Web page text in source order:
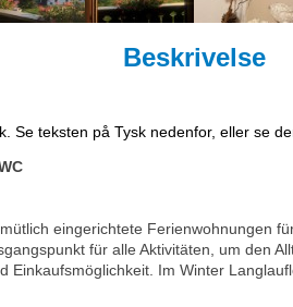
Beskrivelse
Se teksten på Tysk nedenfor, eller se
eingerichtete Ferienwohnungen
für alle Aktivitäten, um den
Einkaufsmöglichkeit. Im Winter